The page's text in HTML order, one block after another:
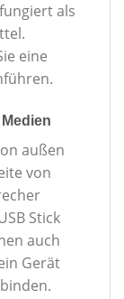
als
eine
außen
von
Stick
auch
Gerät